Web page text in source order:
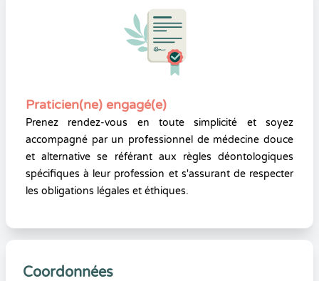
Praticien(ne) engagé(e)
Prenez rendez-vous en toute simplicité et soyez
accompagné par un professionnel de médecine douce
et alternative se référant aux règles déontologiques
spécifiques à leur profession et s'assurant de respecter
les obligations légales et éthiques.
Coordonnées